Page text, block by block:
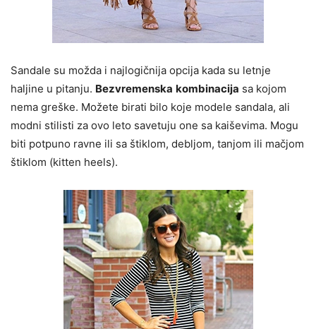
Sandale su možda i najlogičnija opcija kada su letnje
haljine u pitanju. Bezvremenska kombinacija sa kojom
nema greške. Možete birati bilo koje modele sandala, ali
modni stilisti za ovo leto savetuju one sa kaiševima. Mogu
biti potpuno ravne ili sa štiklom, debljom, tanjom ili mačjom
štiklom (kitten heels).